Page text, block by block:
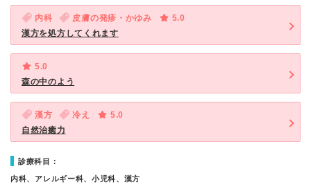
内科 皮膚の発疹・かゆみ
5.0
漢方を処方してくれます
5.0
森の中のよう
漢方 冷え
5.0
自然治癒力
診療科目：
内科、アレルギー科、小児科、漢方